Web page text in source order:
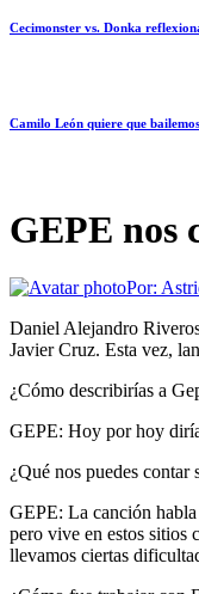
Cecimonster vs. Donka
Camilo León quiere que
GEPE nos
Por:
Daniel Alejandro
Javier Cruz. Esta vez,
¿Cómo describirías a
GEPE: Hoy por hoy
¿Qué nos puedes
GEPE: La canción habla
pero vive en estos sitios
llevamos ciertas